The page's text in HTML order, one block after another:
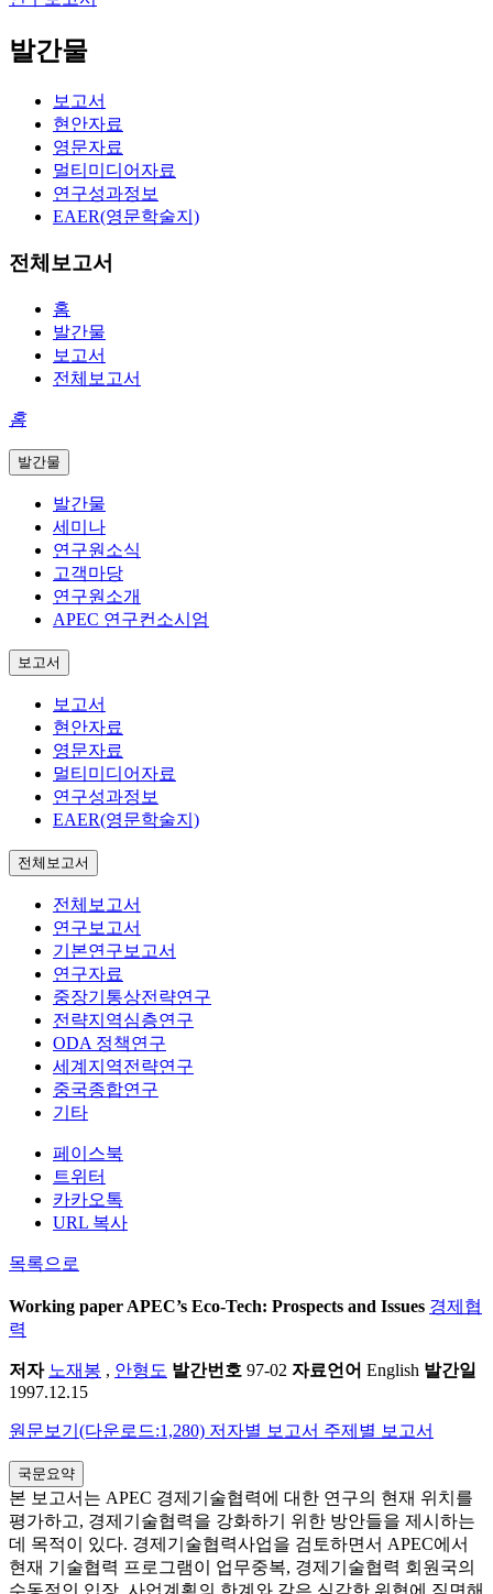
발간물
보고서
현안자료
영문자료
멀티미디어자료
연구성과정보
EAER(영문학술지)
전체보고서
홈
발간물
보고서
전체보고서
홈
발간물
발간물
세미나
연구원소식
고객마당
연구원소개
APEC 연구컨소시엄
보고서
보고서
현안자료
영문자료
멀티미디어자료
연구성과정보
EAER(영문학술지)
전체보고서
전체보고서
연구보고서
기본연구보고서
연구자료
중장기통상전략연구
전략지역심층연구
ODA 정책연구
세계지역전략연구
중국종합연구
기타
페이스북
트위터
카카오톡
URL 복사
목록으로
Working paper APEC’s Eco-Tech: Prospects and Issues 경제협
력
저자 노재봉 , 안형도 발간번호 97-02 자료언어 English 발간일
1997.12.15
원문보기(다운로드:1,280) 저자별 보고서 주제별 보고서
국문요약
본 보고서는 APEC 경제기술협력에 대한 연구의 현재 위치를
평가하고, 경제기술협력을 강화하기 위한 방안들을 제시하는
데 목적이 있다. 경제기술협력사업을 검토하면서 APEC에서
현재 기술협력 프로그램이 업무중복, 경제기술협력 회원국의